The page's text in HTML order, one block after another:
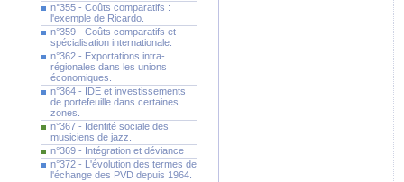
n°355 - Coûts comparatifs :
l'exemple de Ricardo.
n°359 - Coûts comparatifs et
spécialisation internationale.
n°362 - Exportations intra-
régionales dans les unions
économiques.
n°364 - IDE et investissements
de portefeuille dans certaines
zones.
n°367 - Identité sociale des
musiciens de jazz.
n°369 - Intégration et déviance
n°372 - L'évolution des termes de
l'échange des PVD depuis 1964.